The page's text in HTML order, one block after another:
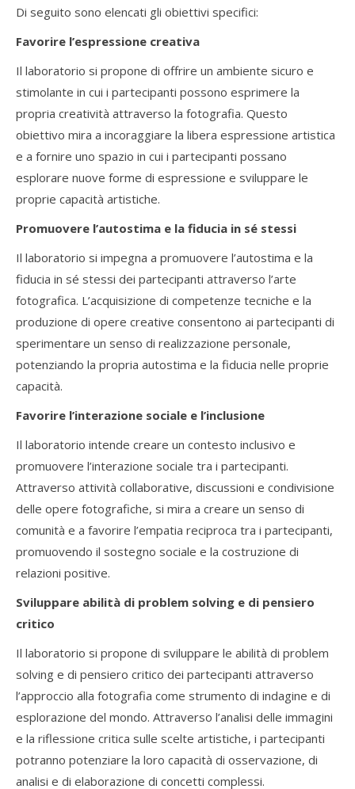
Di seguito sono elencati gli obiettivi specifici:
Favorire l’espressione creativa
Il laboratorio si propone di offrire un ambiente sicuro e
stimolante in cui i partecipanti possono esprimere la
propria creatività attraverso la fotografia. Questo
obiettivo mira a incoraggiare la libera espressione artistica
e a fornire uno spazio in cui i partecipanti possano
esplorare nuove forme di espressione e sviluppare le
proprie capacità artistiche.
Promuovere l’autostima e la fiducia in sé stessi
Il laboratorio si impegna a promuovere l’autostima e la
fiducia in sé stessi dei partecipanti attraverso l’arte
fotografica. L’acquisizione di competenze tecniche e la
produzione di opere creative consentono ai partecipanti di
sperimentare un senso di realizzazione personale,
potenziando la propria autostima e la fiducia nelle proprie
capacità.
Favorire l’interazione sociale e l’inclusione
Il laboratorio intende creare un contesto inclusivo e
promuovere l’interazione sociale tra i partecipanti.
Attraverso attività collaborative, discussioni e condivisione
delle opere fotografiche, si mira a creare un senso di
comunità e a favorire l’empatia reciproca tra i partecipanti,
promuovendo il sostegno sociale e la costruzione di
relazioni positive.
Sviluppare abilità di problem solving e di pensiero
critico
Il laboratorio si propone di sviluppare le abilità di problem
solving e di pensiero critico dei partecipanti attraverso
l’approccio alla fotografia come strumento di indagine e di
esplorazione del mondo. Attraverso l’analisi delle immagini
e la riflessione critica sulle scelte artistiche, i partecipanti
potranno potenziare la loro capacità di osservazione, di
analisi e di elaborazione di concetti complessi.